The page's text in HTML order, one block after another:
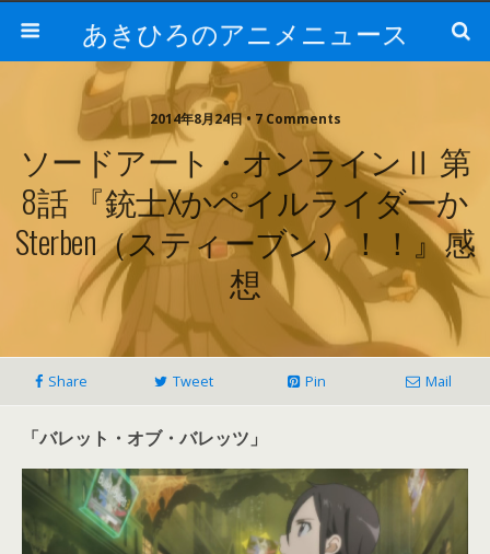
あきひろのアニメニュース
2014年8月24日 • 7 Comments
ソードアート・オンラインⅡ 第
8話 『銃士Xかペイルライダーか
Sterben（スティーブン）！！』感
想
Share Tweet Pin Mail
「バレット・オブ・バレッツ」